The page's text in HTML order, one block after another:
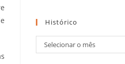
Histórico
Selecionar o mês